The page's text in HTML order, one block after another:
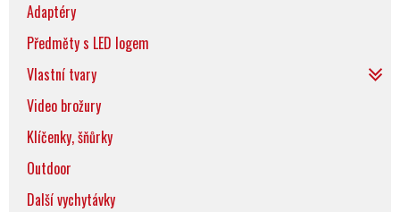
Adaptéry
Předměty s LED logem
Vlastní tvary
Video brožury
Klíčenky, šňůrky
Outdoor
Další vychytávky